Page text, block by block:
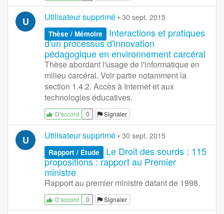
U Utilisateur supprimé • 30 sept. 2015
Thèse / Mémoire
Interactions et pratiques
d'un processus d'innovation
pédagogique en environnement carcéral
Thèse abordant l'usage de l'informatique en
milieu carcéral. Voir partie notamment la
section 1.4.2. Accès à Internet et aux
technologies éducatives.
D'accord 0 Signaler
U Utilisateur supprimé • 30 sept. 2015
Rapport / Étude
Le Droit des sourds : 115
propositions : rapport au Premier
ministre
Rapport au premier ministre datant de 1998.
D'accord 0 Signaler